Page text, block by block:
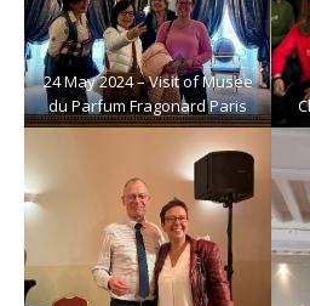
24 May 2024 – Visit of Musee
du Parfum Fragonard Paris